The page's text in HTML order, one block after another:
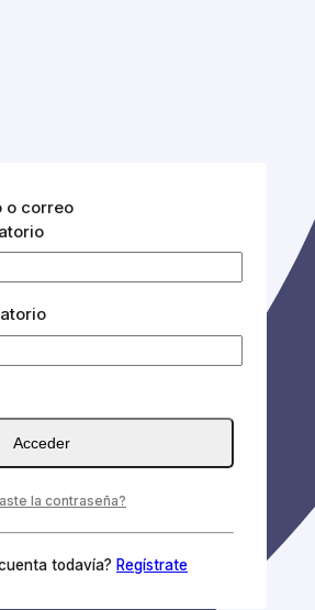
o correo
Acceder
la contraseña?
todavía? Regístrate